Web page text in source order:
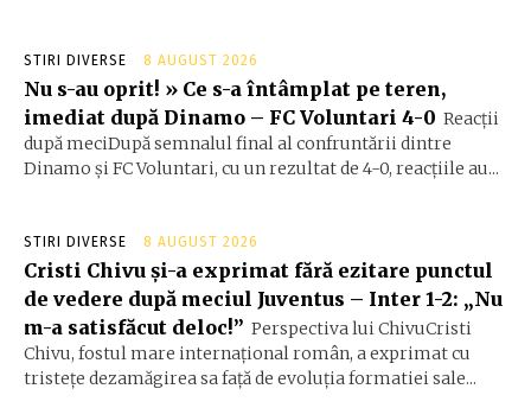
STIRI DIVERSE 8 AUGUST 2026
Nu s-au oprit! » Ce s-a întâmplat pe teren,
imediat după Dinamo – FC Voluntari 4-0 Reacții
după meciDupă semnalul final al confruntării dintre
Dinamo și FC Voluntari, cu un rezultat de 4-0, reacțiile au...
STIRI DIVERSE 8 AUGUST 2026
Cristi Chivu și-a exprimat fără ezitare punctul
de vedere după meciul Juventus – Inter 1-2: „Nu
m-a satisfăcut deloc!” Perspectiva lui ChivuCristi
Chivu, fostul mare internațional român, a exprimat cu
tristețe dezamăgirea sa față de evoluția formatiei sale...